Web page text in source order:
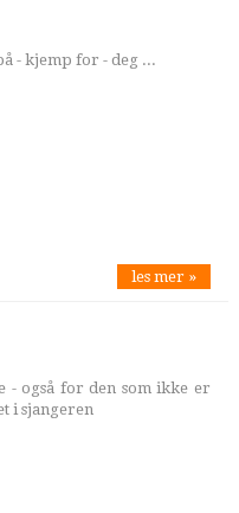
- kjemp for - deg ...
les mer »
- også for den som ikke er
i sjangeren